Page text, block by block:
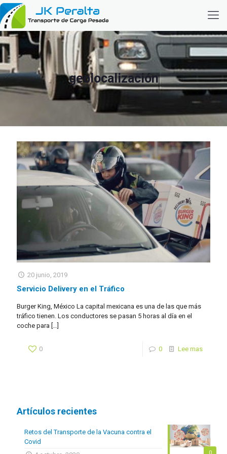
geolocalización
20 junio, 2019
Servicio Delivery en el Tráfico
Burger King, México La capital mexicana es una de las que más
tráfico tienen. Los conductores se pasan 5 horas al día en el
coche para
0 0 Lee mas
Artículos recientes
0
Retos del Transporte de la Vacuna contra el
Covid